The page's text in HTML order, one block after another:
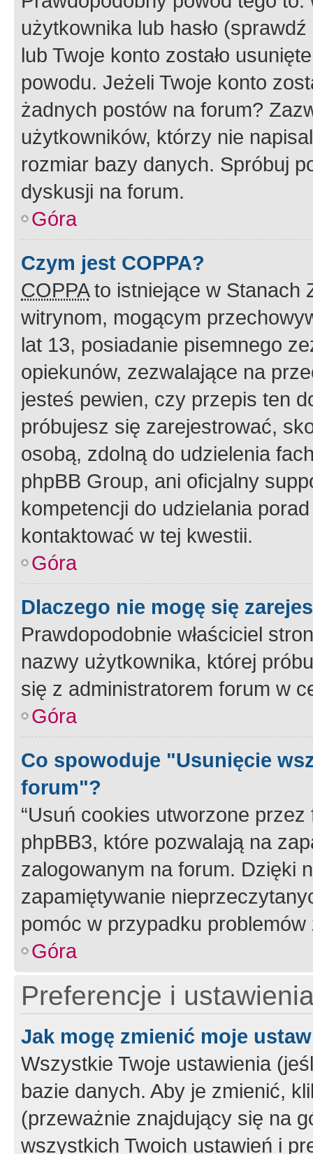
użytkownika lub hasło
lub Twoje konto zostało
powodu. Jeżeli Twoje konto
żadnych postów na forum?
użytkowników, którzy nie
rozmiar bazy danych. Spróbuj
dyskusji na forum.
Góra
Czym jest COPPA?
COPPAto istniejące w Stanach
witrynom, mogącym
lat 13, posiadanie pisemnego
opiekunów, zezwalające na
jesteś pewien, czy przepis ten
próbujesz się zarejestrować,
osobą, zdolną do udzielenia
phpBB Group, ani oficjalny
kompetencji do udzielania
kontaktować w tej kwestii.
Góra
Dlaczego nie mogę się
Prawdopodobnie właściciel
nazwy użytkownika, której
się z administratorem forum w
Góra
Co spowoduje "Usunięcie
forum"?
“Usuń cookies utworzone
phpBB3, które pozwalają na
zalogowanym na forum. Dzięki
zapamiętywanie
pomóc w przypadku
Góra
Preferencje i
Jak mogę zmienić moje
Wszystkie Twoje ustawienia
bazie danych. Aby je zmienić,
(przeważnie znajdujący się na
wszystkich Twoich ustawień i